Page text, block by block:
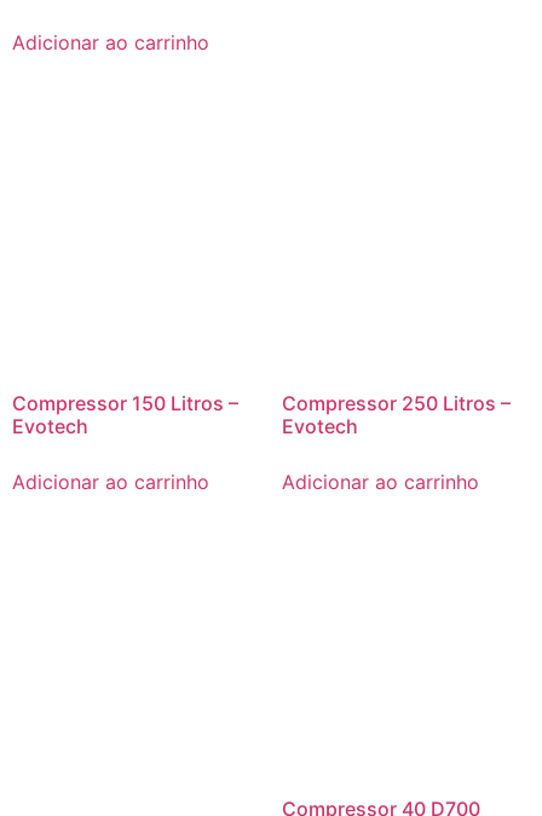
Adicionar ao carrinho
Compressor 150 Litros –
Evotech
Adicionar ao carrinho
Compressor 250 Litros –
Evotech
Adicionar ao carrinho
Compressor 40 D700